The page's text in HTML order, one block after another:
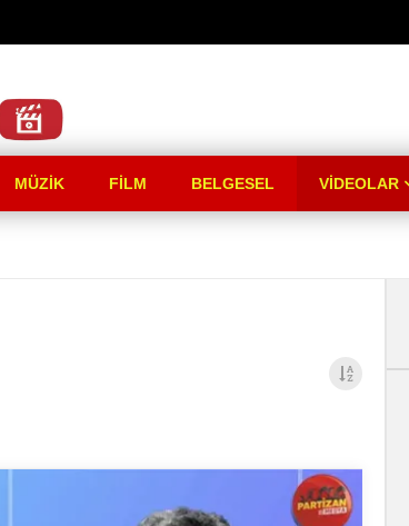
MÜZIK FILM BELGESEL VIDEOLAR